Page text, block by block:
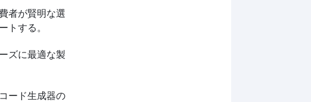
者が賢明な選
トする。
ズに最適な製
ード生成器の